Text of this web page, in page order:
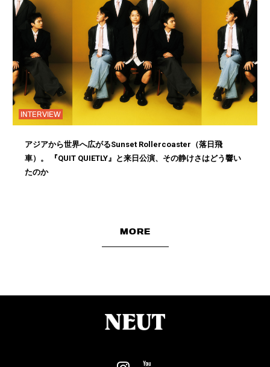
INTERVIEW
アジアから世界へ広がるSunset Rollercoaster（落日飛
車）。 『QUIT QUIETLY』と来日公演、その静けさはどう響い
たのか
MORE